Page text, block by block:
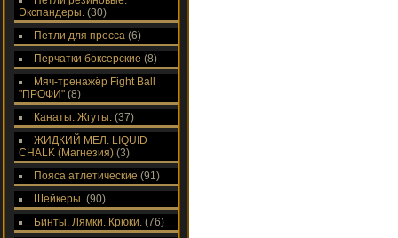
Экспандеры. (30)
Петли для пресса (6)
Перчатки боксерские (8)
Мяч-тренажёр Fight Ball
"ПРОФИ" (8)
Канаты. Жгуты. (37)
ЖИДКИЙ МЕЛ. LIQUID
CHALK (Магнезия) (3)
Пояса атлетические (91)
Шейкеры. (90)
Бинты. Лямки. Крюки. (76)